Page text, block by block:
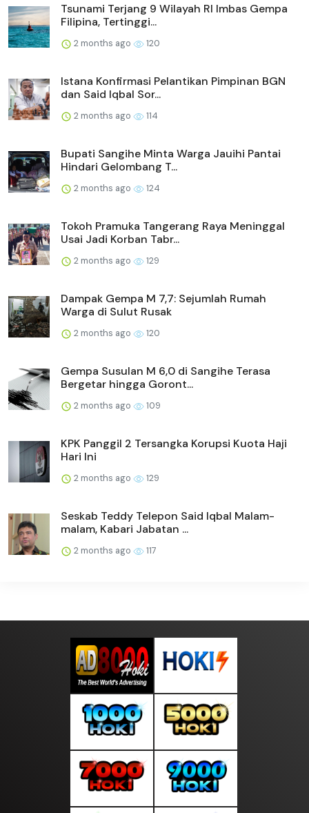
Tsunami Terjang 9 Wilayah RI Imbas Gempa
Filipina, Tertinggi...
2 months ago 120
Istana Konfirmasi Pelantikan Pimpinan BGN
dan Said Iqbal Sor...
2 months ago 114
Bupati Sangihe Minta Warga Jauihi Pantai
Hindari Gelombang T...
2 months ago 124
Tokoh Pramuka Tangerang Raya Meninggal
Usai Jadi Korban Tabr...
2 months ago 129
Dampak Gempa M 7,7: Sejumlah Rumah
Warga di Sulut Rusak
2 months ago 120
Gempa Susulan M 6,0 di Sangihe Terasa
Bergetar hingga Goront...
2 months ago 109
KPK Panggil 2 Tersangka Korupsi Kuota Haji
Hari Ini
2 months ago 129
Seskab Teddy Telepon Said Iqbal Malam-
malam, Kabari Jabatan ...
2 months ago 117